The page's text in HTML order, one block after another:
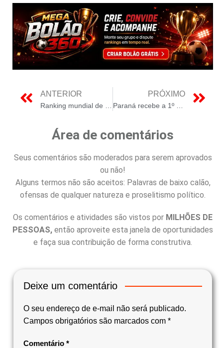
ANTERIOR PRÓXIMO
Área de comentários
Seus comentários são moderados para serem aprovados
ou não!
Alguns termos não são aceitos: Palavras de baixo calão,
ofensas de qualquer natureza e proselitismo político.
Os comentários e atividades são vistos por MILHÕES DE
PESSOAS, então aproveite esta janela de oportunidades
e faça sua contribuição de forma construtiva.
Deixe um comentário
O seu endereço de e-mail não será publicado.
Campos obrigatórios são marcados com *
Comentário *